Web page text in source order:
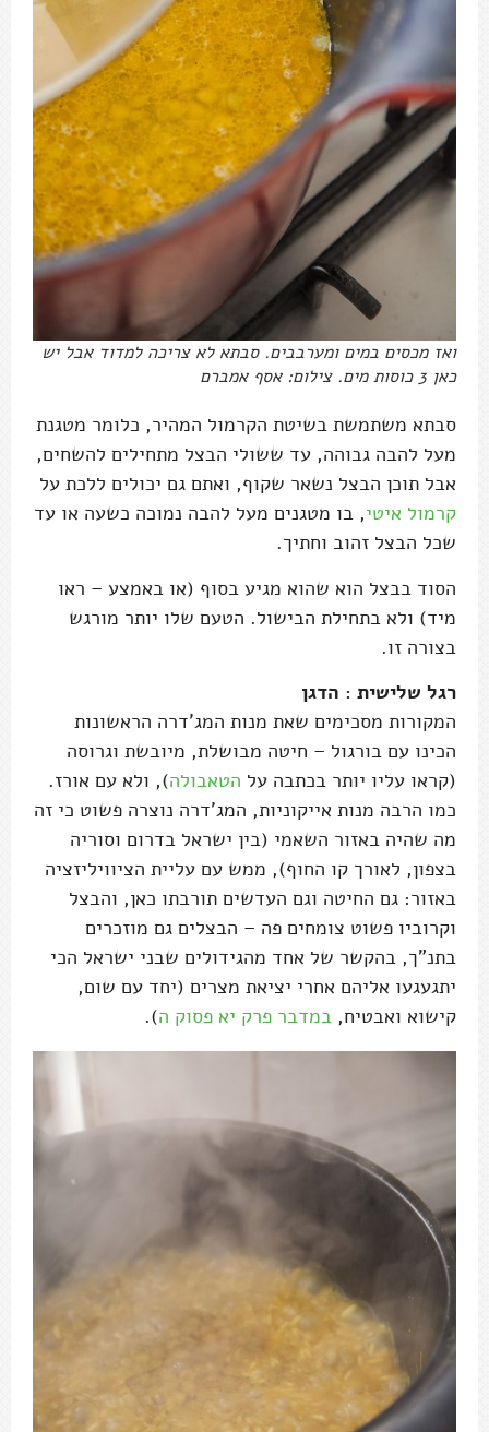
ואז מכסים במים ומערבבים. סבתא לא צריכה למדוד אבל יש
כאן 3 כוסות מים. צילום: אסף אמברם
סבתא משתמשת בשיטת הקרמול המהיר, כלומר מטגנת
מעל להבה גבוהה, עד ששולי הבצל מתחילים להשחים,
אבל תוכן הבצל נשאר שקוף, ואתם גם יכולים ללכת על
קרמול איטי, בו מטגנים מעל להבה נמוכה כשעה או עד
שכל הבצל זהוב וחתיך.
הסוד בבצל הוא שהוא מגיע בסוף (או באמצע – ראו
מיד) ולא בתחילת הבישול. הטעם שלו יותר מורגש
בצורה זו.
רגל שלישית : הדגן
המקורות מסכימים שאת מנות המג'דרה הראשונות
הכינו עם בורגול – חיטה מבושלת, מיובשת וגרוסה
(קראו עליו יותר בכתבה על הטאבולה), ולא עם אורז.
כמו הרבה מנות אייקוניות, המג'דרה נוצרה פשוט כי זה
מה שהיה באזור השאמי (בין ישראל בדרום וסוריה
בצפון, לאורך קו החוף), ממש עם עליית הציוויליזציה
באזור: גם החיטה וגם העדשים תורבתו כאן, והבצל
וקרוביו פשוט צומחים פה – הבצלים גם מוזכרים
בתנ"ך, בהקשר של אחד מהגידולים שבני ישראל הכי
יתגעגעו אליהם אחרי יציאת מצרים (יחד עם שום,
קישוא ואבטיח, במדבר פרק יא פסוק ה).